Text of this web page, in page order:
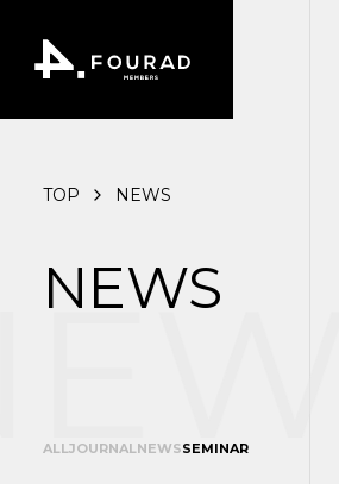
TOP NEWS
NEWS
ALLJOURNALNEWSSEMINAR